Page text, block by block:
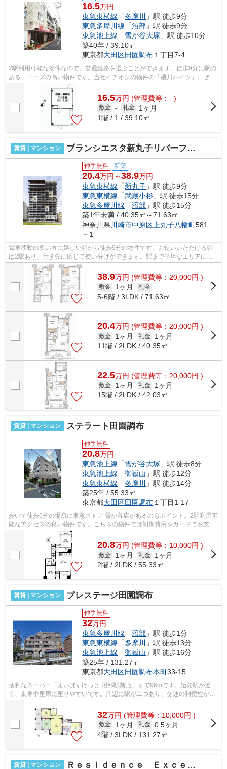
16.5万円
東急東横線 「多摩川
」駅 徒歩9分
東急多摩川線 「沼部 」駅 徒歩9分
東急池上線 「雪が谷大塚 」駅 徒歩10分
築40年 / 39.10㎡
東京都大田区田園調布 １丁目7-4
2駅利用可能な物件なので、交通経路を選ぶことができます。徒歩9分に駅の
ある、ニーズの高い物件です。当社イチオシの物件の「磯川ハイツ」。ぜひ
16.5万円 (管理費等：- )
敷金 - 礼金
1ヶ月
1階 / 1 / 39.10㎡
賃貸 | マンション ブランシエスタ新丸子リバーフロント
仲手無料 新築
20.4万円～38.9万円
東急東横線 「新丸子 」駅 徒歩9分
東急東横線 「武蔵小杉 」駅 徒歩15分
東急多摩川線 「沼部 」駅 徒歩15分
築1年未満 / 40.35㎡～71.63㎡
神奈川県 川崎市中原区 上丸子八幡町581
－1
電車移動の多い方に嬉しい駅から徒歩9分の物件です。お使いいただける駅
は2駅あり、行き先に応じて使い分けができます。駅まで平坦なエリアに位
置する物件で気軽に散歩できるのもいい...
38.9万円 (管理費等：20,000円 )
敷金 1ヶ月 礼金 -
5-6階 / 3LDK / 71.63㎡
20.4万円 (管理費等：20,000円 )
敷金 1ヶ月 礼金
1ヶ月
11階 / 2LDK / 40.35㎡
22.5万円 (管理費等：20,000円 )
敷金 1ヶ月 礼金
1ヶ月
15階 / 2LDK / 42.03㎡
賃貸 | マンション ステラート田園調布
仲手無料
20.8万円
東急池上線 「雪が谷大塚 」駅 徒歩8分
東急池上線 「御嶽山 」駅 徒歩12分
東急東横線 「多摩川 」駅 徒歩14分
築25年 / 55.33㎡
東京都大田区田園調布 １丁目1-17
歩いて徒歩6分の場所に東急ストア 雪が谷店があるのもポイント。2駅利用可
能なアクセスの良い物件です。こちらの物件では初期費用をカードでお支払
いいただけます。こちらの物件はマン...
20.8万円 (管理費等：10,000円 )
敷金 1ヶ月 礼金
1ヶ月
2階 / 2LDK / 55.33㎡
賃貸 | マンション プレステージ田園調布
仲手無料
32万円
東急多摩川線 「沼部 」駅 徒歩1分
東急東横線 「多摩川
」駅 徒歩13分
東急池上線 「御嶽山 」駅 徒歩16分
築25年 / 131.27㎡
東京都大田区田園調布本町33-15
便利なスーパー「まいばすけっと 沼部駅前店」まで96mです。始発駅が近
く、乗車中座席に座りやすいです。周辺に駅が二つあり、交通の利便性が高
32万円 (管理費等：10,000円 )
敷金 1ヶ月 礼金 0.5ヶ月
4階 / 3LDK / 131.27㎡
賃貸 | マンション Ｒｅｓｉｄｅｎｃｅ Ｅｘｃｅｅｄ